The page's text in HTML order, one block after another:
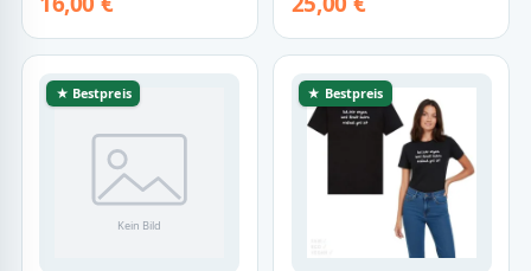
★ Bestpreis ★ Bestpreis